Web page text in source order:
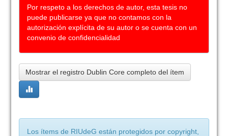
Por respeto a los derechos de autor, esta tesis no
puede publicarse ya que no contamos con la
autorización explícita de su autor o se cuenta con un
convenio de confidencialidad
Mostrar el registro Dublin Core completo del ítem
Los ítems de RIUdeG están protegidos por copyright,